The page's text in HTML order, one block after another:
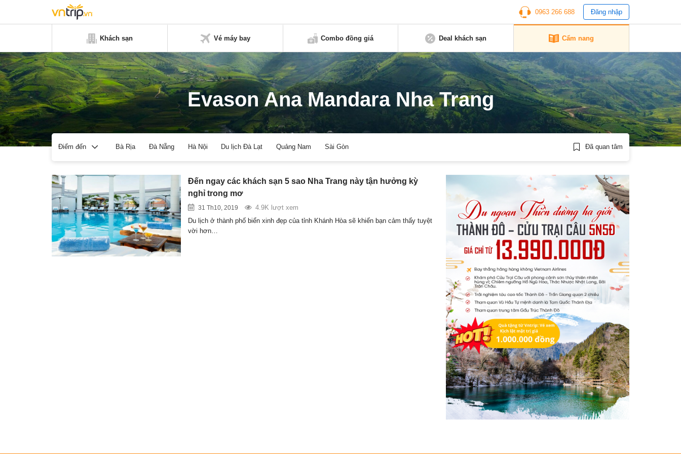
0963 266 688 Đăng nhập
Khách sạn Vé máy bay Combo đồng giá Deal khách sạn Cẩm nang
Evason Ana Mandara Nha Trang
Điểm đến Bà Rịa Đà Nẵng Hà Nội Du lịch Đà Lạt Quảng Nam Sài Gòn Đã quan tâm
Đến ngay các khách sạn 5 sao Nha Trang này tận hưởng kỳ
nghỉ trong mơ
31 Th10, 2019
4.9K lượt xem
Du lịch ở thành phố biển xinh đẹp của tỉnh Khánh Hòa sẽ khiến bạn cảm thấy tuyệt
vời hơn…